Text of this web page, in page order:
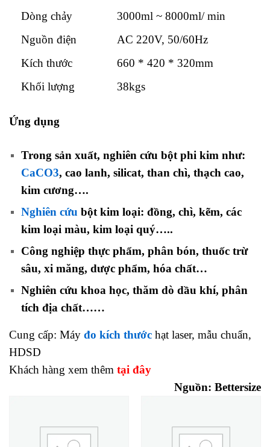
Dòng chảy
3000ml ~ 8000ml/ min
Nguồn điện
AC 220V, 50/60Hz
Kích thước
660 * 420 * 320mm
Khối lượng
38kgs
Ứng dụng
Trong sản xuất, nghiên cứu bột phi kim như:
CaCO3, cao lanh, silicat, than chì, thạch cao,
kim cương….
Nghiên cứu bột kim loại: đồng, chì, kẽm, các
kim loại màu, kim loại quý…..
Công nghiệp thực phẩm, phân bón, thuốc trừ
sâu, xi măng, dược phẩm, hóa chất…
Nghiên cứu khoa học, thăm dò dầu khí, phân
tích địa chất……
Cung cấp: Máy đo kích thước hạt laser, mẫu chuẩn,
HDSD
Khách hàng xem thêm tại đây
Nguồn: Bettersize